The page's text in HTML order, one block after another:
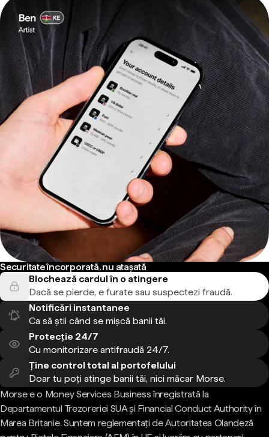
Securitate încorporată, nu atașată
Blochează cardul în o atingere
Dacă se pierde, e furate sau suspectezi fraudă.
Notificări instantanee
Ca să știi când se mișcă banii tăi.
Protecție 24/7
Cu monitorizare antifraudă 24/7.
Ține control total al portofelului
Doar tu poți atinge banii tăi, nici măcar Morse.
Morse e o Money Services Business înregistrată la
Departamentul Trezoreriei SUA și Financial Conduct Authority în
Marea Britanie. Suntem reglementați de Autoritatea Olandeză